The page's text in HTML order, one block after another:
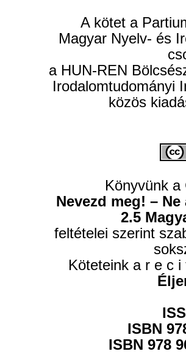
A kötet a
Magyar Nyelv- és
a HUN-REN
Irodalomtudományi
közös
Könyvünk
Nevezd meg! –
2.5
feltételei szerint
Köteteink a r e c
ISBN
ISBN 978